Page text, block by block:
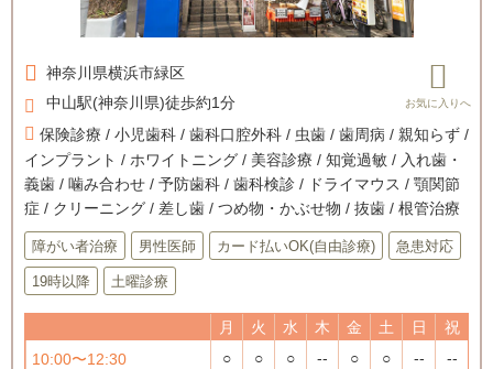
神奈川県横浜市緑区
中山駅(神奈川県)徒歩約1分
保険診療 / 小児歯科 / 歯科口腔外科 / 虫歯 / 歯周病 / 親知らず /
インプラント / ホワイトニング / 美容診療 / 知覚過敏 / 入れ歯・
義歯 / 噛み合わせ / 予防歯科 / 歯科検診 / ドライマウス / 顎関節
症 / クリーニング / 差し歯 / つめ物・かぶせ物 / 抜歯 / 根管治療
障がい者治療 男性医師 カード払いOK(自由診療) 急患対応
19時以降 土曜診療
月 火 水 木 金 土 日
祝
10:00〜12:30
○ ○ ○ -- ○ ○ -- --